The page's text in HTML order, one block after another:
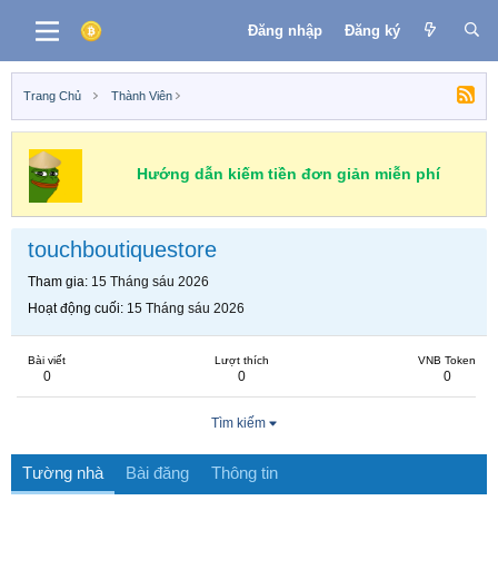
Đăng nhập Đăng ký
Trang Chủ Thành Viên
Hướng dẫn kiếm tiền đơn giản miễn phí
touchboutiquestore
Tham gia 15 Tháng sáu 2026
Hoạt động cuối 15 Tháng sáu 2026
Bài viết
0
Lượt thích
0
VNB Token
0
Tìm kiếm
Tường nhà Bài đăng Thông tin